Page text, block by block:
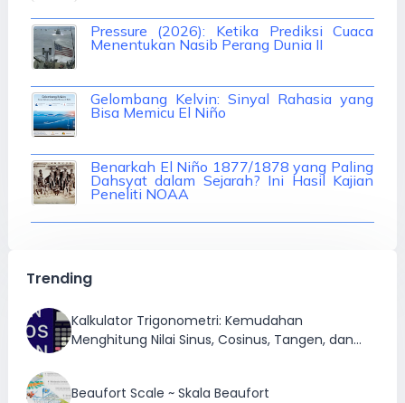
Pressure (2026): Ketika Prediksi Cuaca
Menentukan Nasib Perang Dunia II
Gelombang Kelvin: Sinyal Rahasia yang
Bisa Memicu El Niño
Trending
Kalkulator Trigonometri: Kemudahan
Menghitung Nilai Sinus, Cosinus, Tangen, dan
Beaufort Scale ~ Skala Beaufort